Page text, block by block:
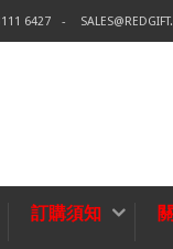
6427
訂購須知